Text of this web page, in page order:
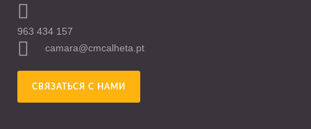
963 434 157
camara@cmcalheta.pt
СВЯЗАТЬСЯ С НАМИ